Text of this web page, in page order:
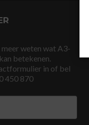
weten wat A3-
betekenen.
in of bel
450 870